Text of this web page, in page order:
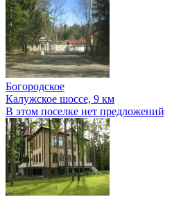
Богородское
Калужское шоссе, 9 км
В этом поселке нет предложений